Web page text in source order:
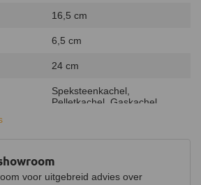
voor uitgebreid advies over
16,5 cm
6,5 cm
24 cm
Speksteenkachel,
Pelletkachel, Gaskachel
Zwart